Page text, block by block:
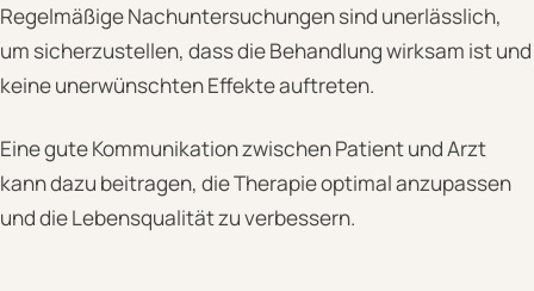
Regelmäßige Nachuntersuchungen sind unerlässlich,
um sicherzustellen, dass die Behandlung wirksam ist und
keine unerwünschten Effekte auftreten.
Eine gute Kommunikation zwischen Patient und Arzt
kann dazu beitragen, die Therapie optimal anzupassen
und die Lebensqualität zu verbessern.